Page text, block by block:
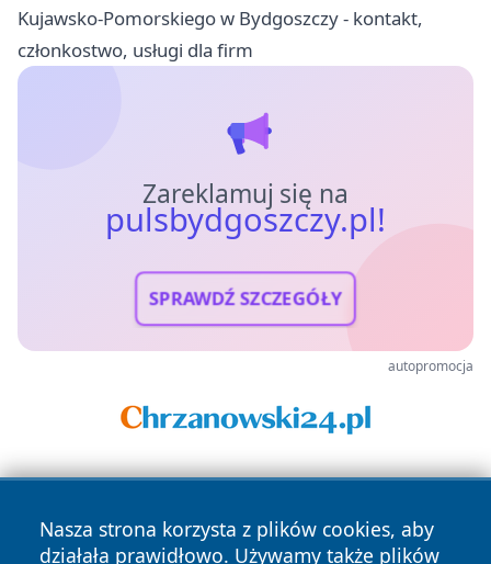
Kujawsko-Pomorskiego w Bydgoszczy - kontakt,
członkostwo, usługi dla firm
Zareklamuj się na
pulsbydgoszczy.pl!
SPRAWDŹ SZCZEGÓŁY
autopromocja
Nasza strona korzysta z plików cookies, aby
działała prawidłowo. Używamy także plików